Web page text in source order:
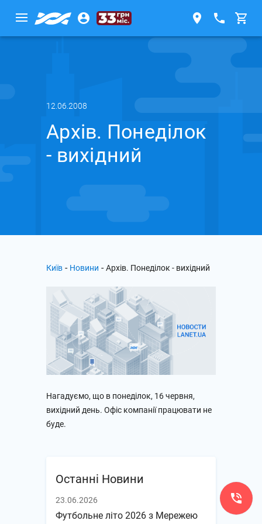
12.06.2008
Архів. Понеділок
- вихідний
Київ - Новини - Архів. Понеділок - вихідний
Нагадуємо, що в понеділок, 16 червня,
вихідний день. Офіс компанії працювати не
буде.
Останні Новини
23.06.2026
Футбольне літо 2026 з Мережею